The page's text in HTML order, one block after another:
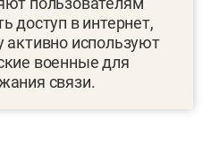
доступ в интернет,
активно используют
военные для
связи.